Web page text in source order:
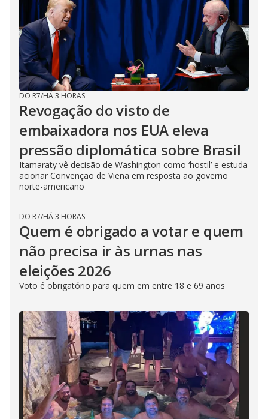
DO R7/HÁ 3 HORAS
Revogação do visto de
embaixadora nos EUA eleva
pressão diplomática sobre Brasil
Itamaraty vê decisão de Washington como ‘hostil’ e estuda
acionar Convenção de Viena em resposta ao governo
norte-americano
DO R7/HÁ 3 HORAS
Quem é obrigado a votar e quem
não precisa ir às urnas nas
eleições 2026
Voto é obrigatório para quem em entre 18 e 69 anos